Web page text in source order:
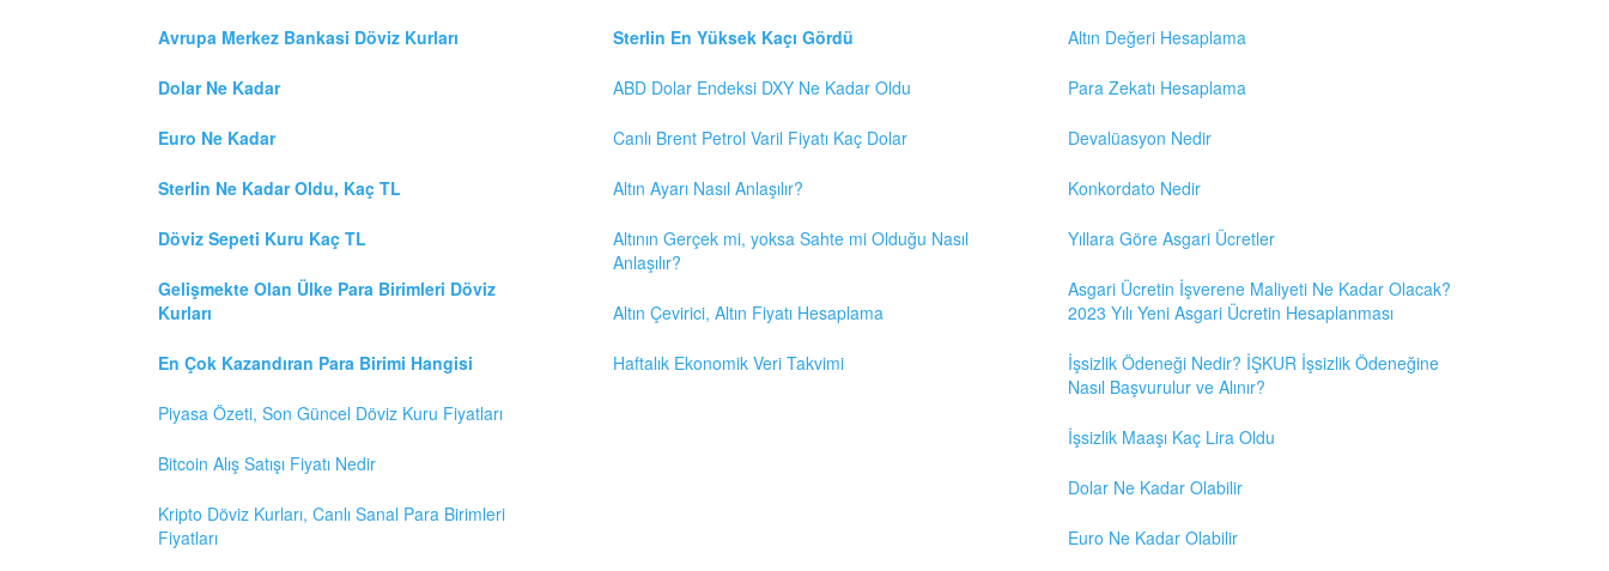
Avrupa Merkez Bankasi Döviz Kurları
Dolar Ne Kadar
Euro Ne Kadar
Sterlin Ne Kadar Oldu, Kaç TL
Döviz Sepeti Kuru Kaç TL
Gelişmekte Olan Ülke Para Birimleri Döviz
Kurları
En Çok Kazandıran Para Birimi Hangisi
Piyasa Özeti, Son Güncel Döviz Kuru Fiyatları
Bitcoin Alış Satışı Fiyatı Nedir
Kripto Döviz Kurları, Canlı Sanal Para Birimleri
Fiyatları
Sterlin En Yüksek Kaçı Gördü
ABD Dolar Endeksi DXY Ne Kadar Oldu
Canlı Brent Petrol Varil Fiyatı Kaç Dolar
Altın Ayarı Nasıl Anlaşılır?
Altının Gerçek mi, yoksa Sahte mi Olduğu Nasıl
Anlaşılır?
Altın Çevirici, Altın Fiyatı Hesaplama
Haftalık Ekonomik Veri Takvimi
Altın Değeri Hesaplama
Para Zekatı Hesaplama
Devalüasyon Nedir
Konkordato Nedir
Yıllara Göre Asgari Ücretler
Asgari Ücretin İşverene Maliyeti Ne Kadar Olacak?
2023 Yılı Yeni Asgari Ücretin Hesaplanması
İşsizlik Ödeneği Nedir? İŞKUR İşsizlik Ödeneğine
Nasıl Başvurulur ve Alınır?
İşsizlik Maaşı Kaç Lira Oldu
Dolar Ne Kadar Olabilir
Euro Ne Kadar Olabilir